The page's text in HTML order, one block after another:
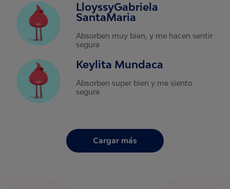
LloyssyGabriela
SantaMaria
Absorben muy bien, y me hacen sentir
segura
Keylita Mundaca
Absorben super bien y me siento
segura
Cargar más